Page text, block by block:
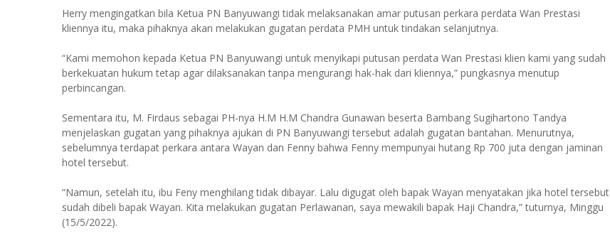
Herry mengingatkan bila Ketua PN Banyuwangi tidak melaksanakan amar putusan perkara perdata Wan Prestasi
kliennya itu, maka pihaknya akan melakukan gugatan perdata PMH untuk tindakan selanjutnya.
“Kami memohon kepada Ketua PN Banyuwangi untuk menyikapi putusan perdata Wan Prestasi klien kami yang sudah
berkekuatan hukum tetap agar dilaksanakan tanpa mengurangi hak-hak dari kliennya,” pungkasnya menutup
perbincangan.
Sementara itu, M. Firdaus sebagai PH-nya H.M H.M Chandra Gunawan beserta Bambang Sugihartono Tandya
menjelaskan gugatan yang pihaknya ajukan di PN Banyuwangi tersebut adalah gugatan bantahan. Menurutnya,
sebelumnya terdapat perkara antara Wayan dan Fenny bahwa Fenny mempunyai hutang Rp 700 juta dengan jaminan
hotel tersebut.
“Namun, setelah itu, ibu Feny menghilang tidak dibayar. Lalu digugat oleh bapak Wayan menyatakan jika hotel tersebut
sudah dibeli bapak Wayan. Kita melakukan gugatan Perlawanan, saya mewakili bapak Haji Chandra,” tuturnya, Minggu
(15/5/2022).